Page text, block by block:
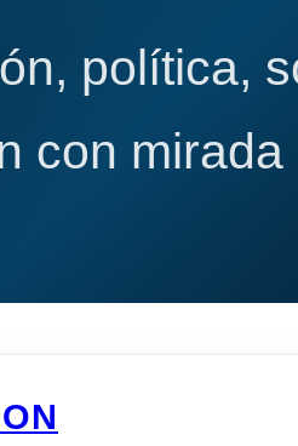
política,
con